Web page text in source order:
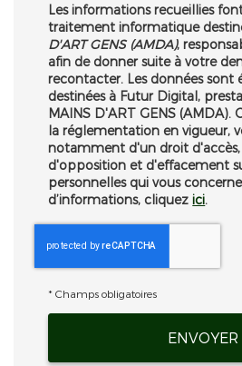
Les informations recueillies
traitement informatique
D'ART GENS (AMDA),
afin de donner suite à votre
recontacter. Les données sont
destinées à Futur Digital,
MAINS D'ART GENS (AMDA).
la réglementation en vigueur,
notamment d'un droit
d'opposition et d'effacement
personnelles qui vous
d’informations, cliquezici.
*Champs obligatoires